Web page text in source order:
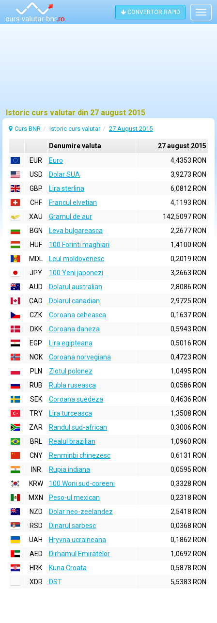
CONVERTOR RAPID
Istoric curs valutar din 27 august 2015
Curs BNR Istoric curs valutar 27 August 2015
Denumire valuta
27 august 2015
EUR
Euro
4,4353 RON
USD
Dolar SUA
3,9273 RON
GBP
Lira sterlina
6,0812 RON
CHF
Francul elvetian
4,1193 RON
XAU
Gramul de aur
142,5097 RON
BGN
Leva bulgareasca
2,2677 RON
HUF
100 Forinti maghiari
1,4100 RON
MDL
Leul moldovenesc
0,2019 RON
JPY
100 Yeni japonezi
3,2663 RON
AUD
Dolarul australian
2,8086 RON
CAD
Dolarul canadian
2,9725 RON
CZK
Coroana ceheasca
0,1637 RON
DKK
Coroana daneza
0,5943 RON
EGP
Lira egipteana
0,5016 RON
NOK
Coroana norvegiana
0,4723 RON
PLN
Zlotul polonez
1,0495 RON
RUB
Rubla ruseasca
0,0586 RON
SEK
Coroana suedeza
0,4636 RON
TRY
Lira turceasca
1,3508 RON
ZAR
Randul sud-african
0,3006 RON
BRL
Realul brazilian
1,0960 RON
CNY
Renminbi chinezesc
0,6131 RON
INR
Rupia indiana
0,0595 RON
KRW
100 Woni sud-coreeni
0,3328 RON
MXN
Peso-ul mexican
0,2318 RON
NZD
Dolar neo-zeelandez
2,5418 RON
RSD
Dinarul sarbesc
0,0368 RON
UAH
Hryvna ucraineana
0,1862 RON
AED
Dirhamul Emiratelor
1,0692 RON
HRK
Kuna Croata
0,5878 RON
XDR
DST 5,5383 RON